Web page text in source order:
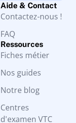
Aide & Contact
Contactez-nous !
FAQ
Ressources
Fiches métier
Nos guides
Notre blog
Centres
d'examen VTC